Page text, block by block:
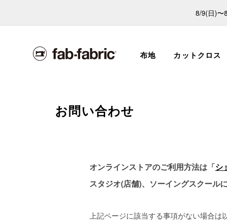
8/9(日)〜
布地 カットクロス
お問い合わせ
オンラインストアのご利用方法は「シ
スタジオ(店舗)、ソーイングスクール
上記ページに該当する事項がない場合は